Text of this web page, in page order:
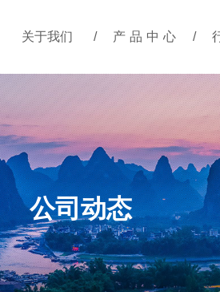
关于我们 / 产品中心 /
公司动态